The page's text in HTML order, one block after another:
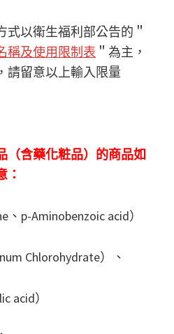
式以衛生福利部公告的＂
稱及使用限制表 ＂為主，
請留意以上輸入限量
（含藥化粧品）的商品如
：
p-Aminobenzoic acid）
Chlorohydrate）、
acid）